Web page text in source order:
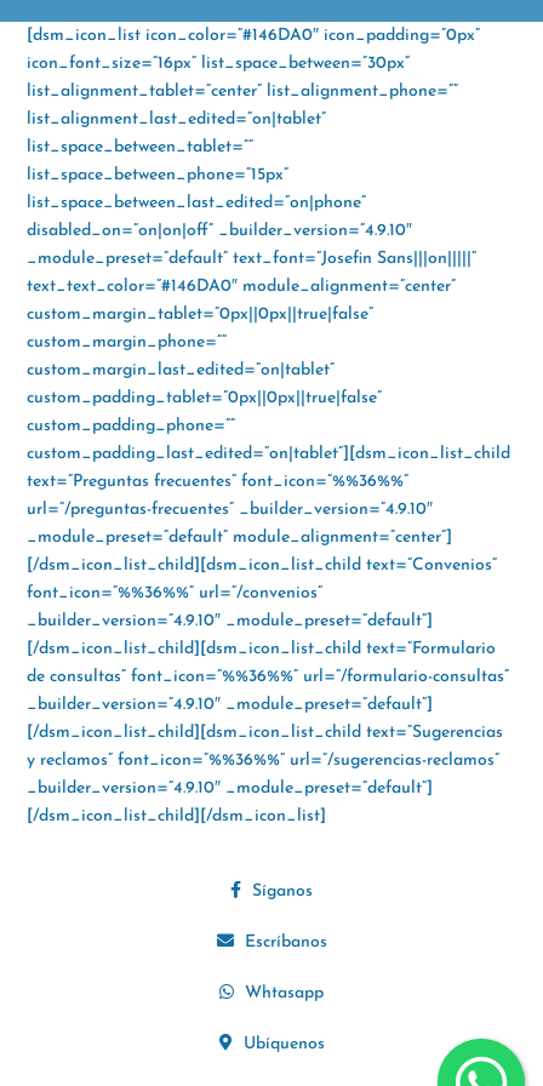
c
e
b
a
t
p
p
i
t
t
n
k
[dsm_icon_list icon_color=”#146DA0″ icon_padding=”0px”
icon_font_size=”16px” list_space_between=”30px”
list_alignment_tablet=”center” list_alignment_phone=””
list_alignment_last_edited=”on|tablet”
list_space_between_tablet=””
list_space_between_phone=”15px”
list_space_between_last_edited=”on|phone”
disabled_on=”on|on|off” _builder_version=”4.9.10″
_module_preset=”default” text_font=”Josefin Sans|||on|||||”
text_text_color=”#146DA0″ module_alignment=”center”
custom_margin_tablet=”0px||0px||true|false”
custom_margin_phone=””
custom_margin_last_edited=”on|tablet”
custom_padding_tablet=”0px||0px||true|false”
custom_padding_phone=””
custom_padding_last_edited=”on|tablet”][dsm_icon_list_child
text=”Preguntas frecuentes” font_icon=”%%36%%”
url=”/preguntas-frecuentes” _builder_version=”4.9.10″
_module_preset=”default” module_alignment=”center”]
[/dsm_icon_list_child][dsm_icon_list_child text=”Convenios”
font_icon=”%%36%%” url=”/convenios”
_builder_version=”4.9.10″ _module_preset=”default”]
[/dsm_icon_list_child][dsm_icon_list_child text=”Formulario
de consultas” font_icon=”%%36%%” url=”/formulario-consultas”
_builder_version=”4.9.10″ _module_preset=”default”]
[/dsm_icon_list_child][dsm_icon_list_child text=”Sugerencias
y reclamos” font_icon=”%%36%%” url=”/sugerencias-reclamos”
_builder_version=”4.9.10″ _module_preset=”default”]
[/dsm_icon_list_child][/dsm_icon_list]
Síganos
Escríbanos
Whtasapp
Ubíquenos